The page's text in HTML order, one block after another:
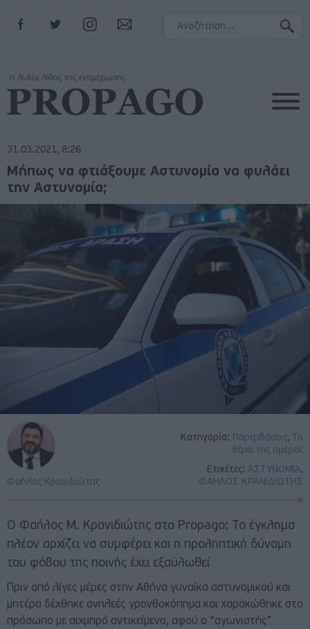
Instagram
31.03.2021, 8:26
Κατηγορία: Παρεμβάσεις, Το
θέμα της ημέρας
Ετικέτες: ΑΣΤΥΝΟΜΙΑ,
ΦΑΗΛΟΣ ΚΡΑΝΙΔΙΩΤΗΣ
Φαήλος Κρανιδιώτης
Μήπως να φτιάξουμε Αστυνομία να φυλάει
την Αστυνομία;
Ο Φαήλος Μ. Κρανιδιώτης στο Propago: Το έγκλημα
πλέον αρχίζει να συμφέρει και η προληπτική δύναμη
του φόβου της ποινής έχει εξαϋλωθεί
Πριν από λίγες μέρες στην Αθήνα γυναίκα αστυνομικού και
μητέρα δέχθηκε ανηλεές γρονθοκόπημα και χαρακώθηκε στο
πρόσωπο με αιχμηρό αντικείμενο, αφού ο “αγωνιστής”